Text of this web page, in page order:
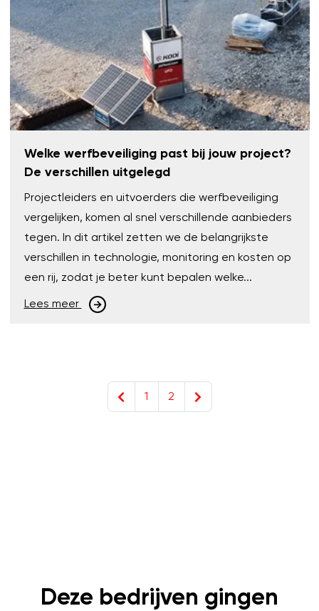
Welke werfbeveiliging past bij jouw project?
De verschillen uitgelegd
Projectleiders en uitvoerders die werfbeveiliging
vergelijken, komen al snel verschillende aanbieders
tegen. In dit artikel zetten we de belangrijkste
verschillen in technologie, monitoring en kosten op
een rij, zodat je beter kunt bepalen welke...
Lees meer
1 2
Deze bedrijven gingen